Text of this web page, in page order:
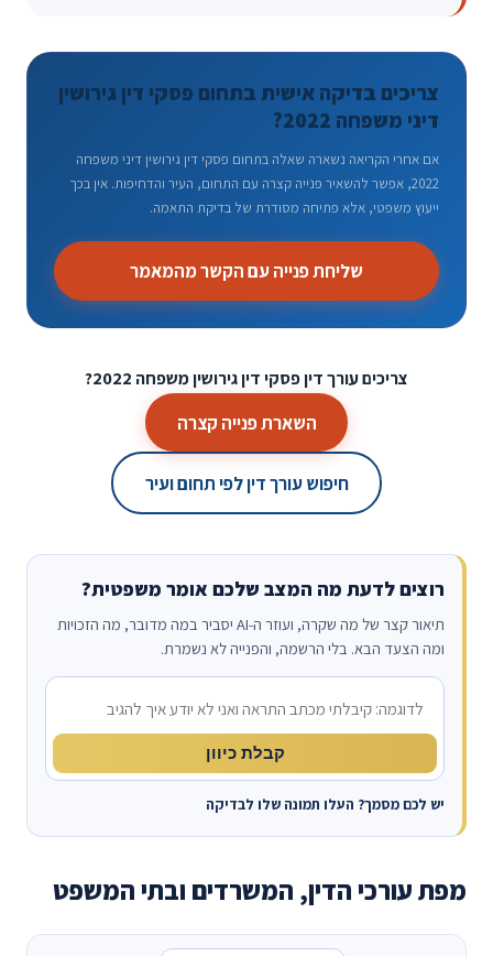
צריכים בדיקה אישית בתחום פסקי דין גירושין
דיני משפחה 2022?
אם אחרי הקריאה נשארה שאלה בתחום פסקי דין גירושין דיני משפחה
2022, אפשר להשאיר פנייה קצרה עם התחום, העיר והדחיפות. אין בכך
ייעוץ משפטי, אלא פתיחה מסודרת של בדיקת התאמה.
שליחת פנייה עם הקשר מהמאמר
צריכים עורך דין פסקי דין גירושין משפחה 2022?
השארת פנייה קצרה
חיפוש עורך דין לפי תחום ועיר
רוצים לדעת מה המצב שלכם אומר משפטית?
תיאור קצר של מה שקרה, ועוזר ה-AI יסביר במה מדובר, מה הזכויות
ומה הצעד הבא. בלי הרשמה, והפנייה לא נשמרת.
מה קרה?
קבלת כיוון
יש לכם מסמך? העלו תמונה שלו לבדיקה
מפת עורכי הדין, המשרדים ובתי המשפט